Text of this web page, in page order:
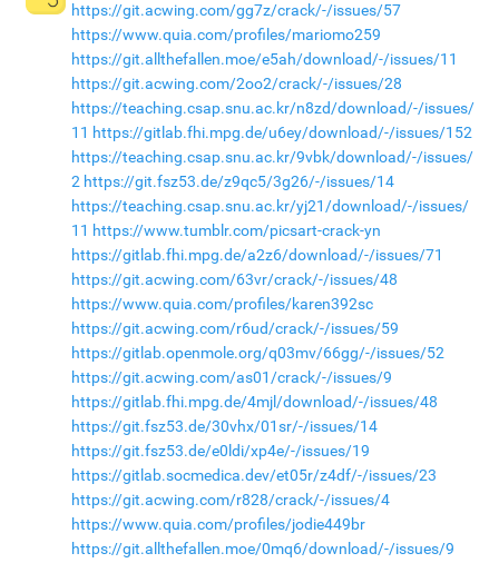
https://git.acwing.com/gg7z/crack/-/issues/57
https://www.quia.com/profiles/mariomo259
https://git.allthefallen.moe/e5ah/download/-/issues/11
https://git.acwing.com/2oo2/crack/-/issues/28
https://teaching.csap.snu.ac.kr/n8zd/download/-/issues/
11 https://gitlab.fhi.mpg.de/u6ey/download/-/issues/152
https://teaching.csap.snu.ac.kr/9vbk/download/-/issues/
2 https://git.fsz53.de/z9qc5/3g26/-/issues/14
https://teaching.csap.snu.ac.kr/yj21/download/-/issues/
11 https://www.tumblr.com/picsart-crack-yn
https://gitlab.fhi.mpg.de/a2z6/download/-/issues/71
https://git.acwing.com/63vr/crack/-/issues/48
https://www.quia.com/profiles/karen392sc
https://git.acwing.com/r6ud/crack/-/issues/59
https://gitlab.openmole.org/q03mv/66gg/-/issues/52
https://git.acwing.com/as01/crack/-/issues/9
https://gitlab.fhi.mpg.de/4mjl/download/-/issues/48
https://git.fsz53.de/30vhx/01sr/-/issues/14
https://git.fsz53.de/e0ldi/xp4e/-/issues/19
https://gitlab.socmedica.dev/et05r/z4df/-/issues/23
https://git.acwing.com/r828/crack/-/issues/4
https://www.quia.com/profiles/jodie449br
https://git.allthefallen.moe/0mq6/download/-/issues/9